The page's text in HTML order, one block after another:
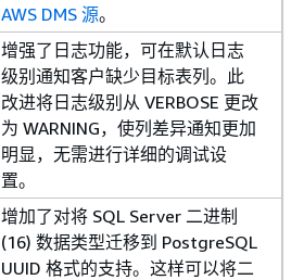
AWS DMS 源。
增强了日志功能，可在默认日志
级别通知客户缺少目标表列。此
改进将日志级别从 VERBOSE 更改
为 WARNING，使列差异通知更加
明显，无需进行详细的调试设
置。
增加了对将 SQL Server 二进制
(16) 数据类型迁移到 PostgreSQL
UUID 格式的支持。这样可以将二